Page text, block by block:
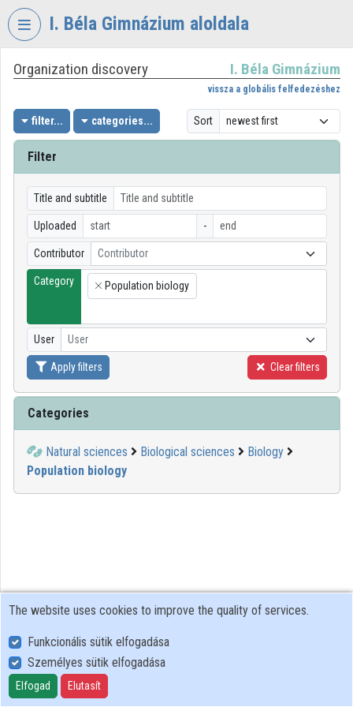
Skip header
I. Béla Gimnázium aloldala
VIDEOTORIUM
BÉLA
GIMNÁZIUM
Log In
Organization discovery
Categories
Organizations
Organization discovery I. Béla Gimnázium
vissza a globális felfedezéshez
filter... categories... Sort
Filter
Title and subtitle
Uploaded -
Contributor Contributor
Category
×
Population biology
User User
Apply filters Clear filters
Categories
Natural sciences Biological sciences
Biology
Population biology
User Policy
Adatkezelési tájékoztató (en)
Cookie Policy
The website uses cookies to improve the quality of services.
Funkcionális sütik elfogadása
Személyes sütik elfogadása
Elfogad Elutasít